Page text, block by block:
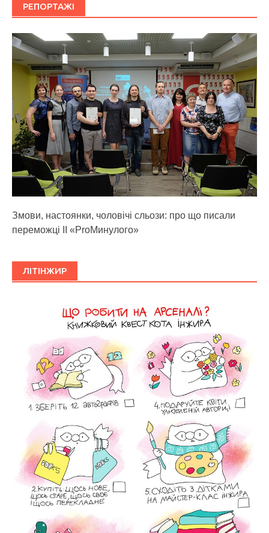
РЕПОРТАЖІ
Змови, настоянки, чоловічі сльози: про що писали
переможці ІІ «ProМинулого»
ЛІТІНЖИР